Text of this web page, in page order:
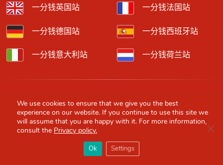
你必备的英国指南
一分钱英国站 一分钱法国站
一分钱德国站 一分钱西班牙站
一分钱意大利站 一分钱荷兰站
We feature affiliate links in our contents which means we may get
paid commissions through purchases made through our links to
retailer sites.
Content is provided by users, brands or merchants. Some
information may have been generated by AI and is provided for
guidance only. Accuracy and availability may change without prior
We use cookies to ensure that we give you the best
experience on our website. If you continue to use this site we
will assume that you are happy with it. For more information,
consult the Privacy policy.
Ok Settings